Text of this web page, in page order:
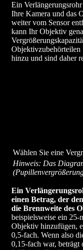
Ein
Ihre Kamera und das
weiter vom Sensor
kann Ihr Objektiv
hinzu und sind daher
Wählen Sie eine
Hinweis: Das
Ein
einen Betrag, der
die Brennweite des
beispielsweise ein 25-
Objektiv hinzufügen,
0,5-fach. Wenn also
0,15-fach war, beträgt